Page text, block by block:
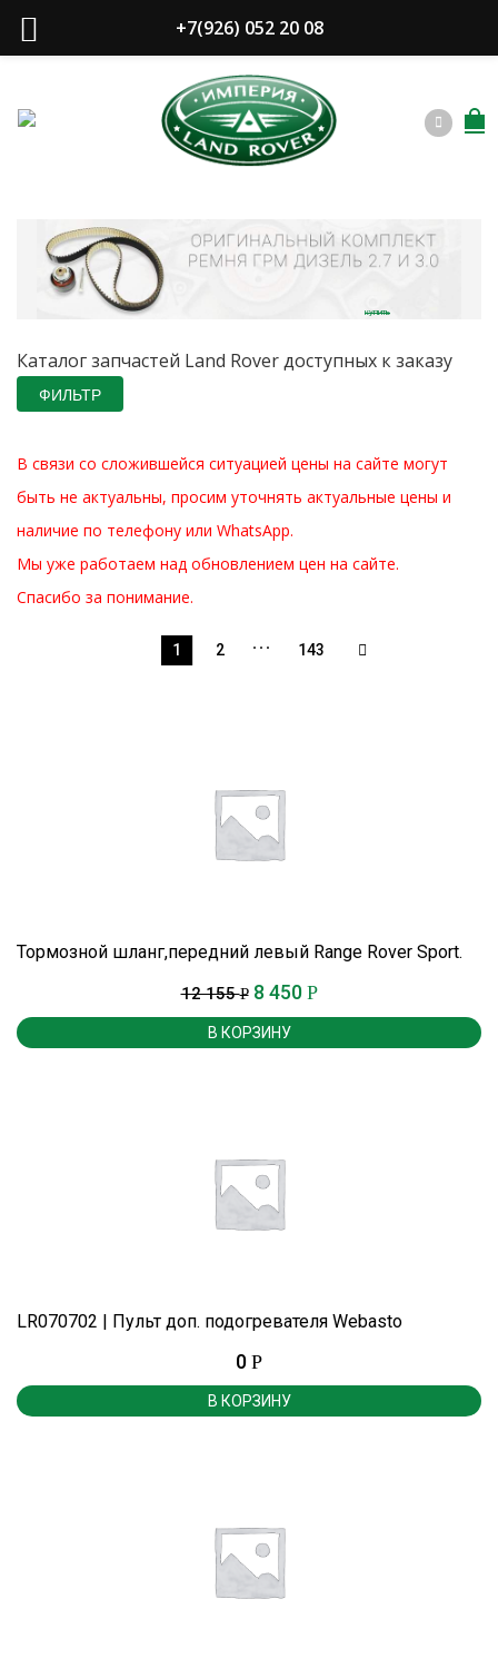
купить
Каталог запчастей Land Rover доступных к заказу
ФИЛЬТР
В связи со сложившейся ситуацией цены на сайте могут
быть не актуальны, просим уточнять актуальные цены и
наличие по телефону или WhatsApp.
Мы уже работаем над обновлением цен на сайте.
Спасибо за понимание.
1 2 … 143
Тормозной шланг,передний левый Range Rover Sport.
12 155Р 8 450 Р
В КОРЗИНУ
LR070702 | Пульт доп. подогревателя Webasto
0 Р
В КОРЗИНУ
+7(926) 052 20 08